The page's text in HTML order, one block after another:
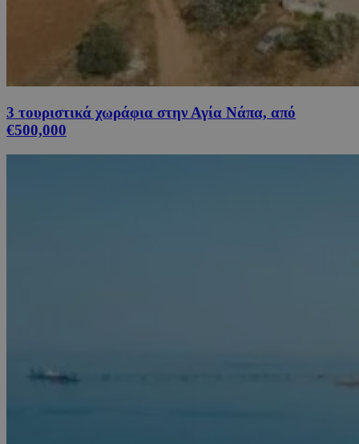
3 τουριστικά χωράφια στην Αγία Νάπα, από
€500,000